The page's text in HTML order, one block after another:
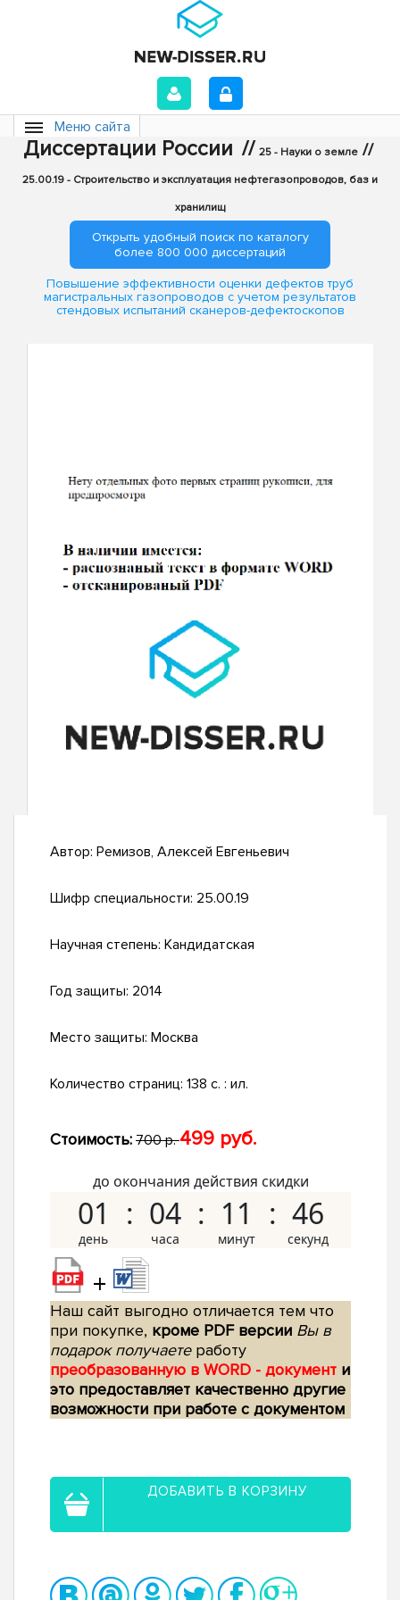
Меню сайта
Диссертации России // 25 - Науки о земле //
25.00.19 - Строительство и эксплуатация нефтегазопроводов, баз и
хранилищ
Открыть удобный поиск по каталогу
более 800 000 диссертаций
Повышение эффективности оценки дефектов труб
магистральных газопроводов с учетом результатов
стендовых испытаний сканеров-дефектоскопов
Автор: Ремизов, Алексей Евгеньевич
Шифр специальности: 25.00.19
Научная степень: Кандидатская
Год защиты: 2014
Место защиты: Москва
Количество страниц: 138 с. : ил.
Стоимость: 700 р.499 руб.
до окончания действия скидки
01 04 11 45
+
Наш сайт выгодно отличается тем что
при покупке, кроме PDF версии Вы в
подарок получаетеработу
преобразованную в WORD - документ и
это предоставляет качественно другие
возможности при работе с документом
ДОБАВИТЬ В КОРЗИНУ